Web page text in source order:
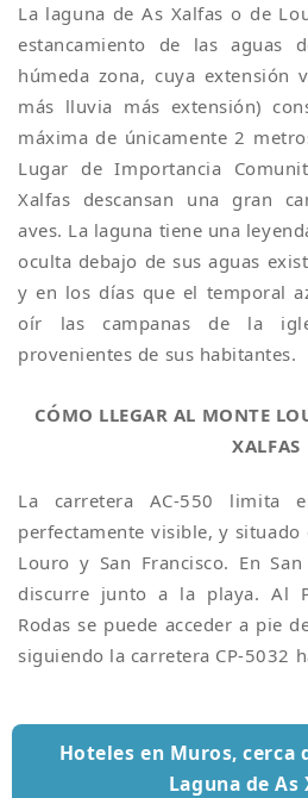
La laguna de As Xalfas o de
estancamiento de las aguas
húmeda zona, cuya extensión
más lluvia más extensión)
máxima de únicamente 2
Lugar de Importancia
Xalfas descansan una gran
aves. La laguna tiene una
oculta debajo de sus aguas
y en los días que el temporal
oír las campanas de la
provenientes de sus habitantes.
CÓMO LLEGAR AL MONTE
XALFAS
La carretera AC-550 limita
perfectamente visible, y situado
Louro y San Francisco. En
discurre junto a la playa. Al
Rodas se puede acceder a pie
siguiendo la carretera CP-5032
Hoteles en Muros, cerca
Laguna de As